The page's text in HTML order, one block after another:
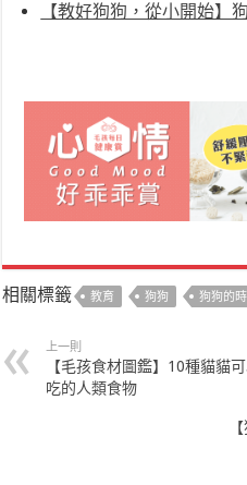
【教好狗狗，從小開始】
相關標籤 教育 狗狗 狗狗的
上一則
【毛孩食材圖鑑】10種貓貓
吃的人類食物